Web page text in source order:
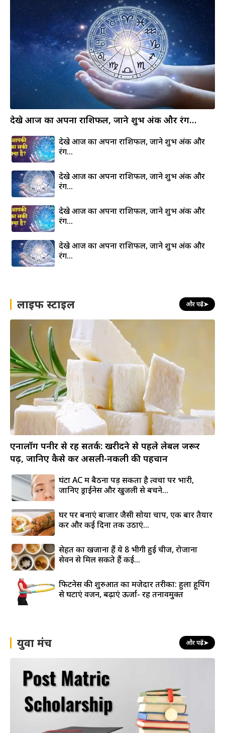
देखे आज का अपना राशिफल, जाने शुभ अंक और रंग…
देखे आज का अपना राशिफल, जाने शुभ अंक और
रंग…
देखे आज का अपना राशिफल, जाने शुभ अंक और
रंग…
देखे आज का अपना राशिफल, जाने शुभ अंक और
रंग…
देखे आज का अपना राशिफल, जाने शुभ अंक और
रंग…
लाइफ स्टाइल और पढ़ें➤
एनालॉग पनीर से रहें सतर्क: खरीदने से पहले लेबल जरूर
पढ़ें, जानिए कैसे करें असली-नकली की पहचान
घंटों AC में बैठना पड़ सकता है त्वचा पर भारी,
जानिए ड्राईनेस और खुजली से बचने...
घर पर बनाएं बाजार जैसी सोया चाप, एक बार तैयार
करें और कई दिनों तक उठाएं...
सेहत का खजाना हैं ये 8 भीगी हुई चीजें, रोजाना
सेवन से मिल सकते हैं कई...
फिटनेस की शुरुआत का मजेदार तरीका: हुला हूपिंग
से घटाएं वजन, बढ़ाएं ऊर्जा- रहें तनावमुक्त
युवा मंच और पढ़ें➤